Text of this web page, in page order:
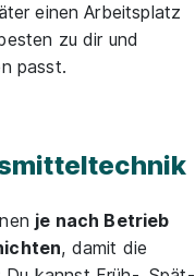
einen Arbeitsplatz
zu dir und
passt.
je nach Betrieb
, damit die